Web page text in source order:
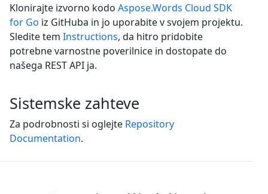
Klonirajte izvorno kodo Aspose.Words Cloud SDK
for Go iz GitHuba in jo uporabite v svojem projektu.
Sledite tem Instructions, da hitro pridobite
potrebne varnostne poverilnice in dostopate do
našega REST API ja.
Sistemske zahteve
Za podrobnosti si oglejte Repository
Documentation.